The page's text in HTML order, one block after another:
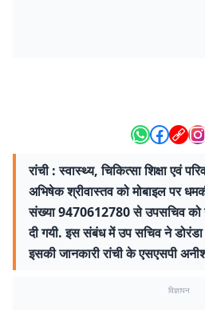
रांची : स्वास्थ्य, चिकित्सा शिक्षा एवं
अभिषेक श्रीवास्तव को मोबाइल पर
संख्या 9470612780 से उपसचिव को
दी गयी. इस संबंध में उप सचिव ने
इसकी जानकारी रांची के एसएसपी
विज्ञापन